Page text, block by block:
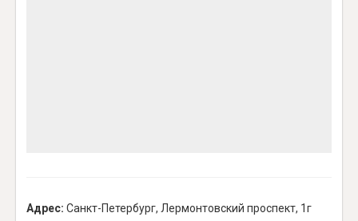
Адрес: Санкт-Петербург, Лермонтовский проспект, 1г